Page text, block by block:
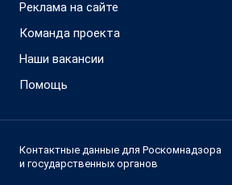
Реклама на сайте
Команда проекта
Наши вакансии
Помощь
Контактные данные для Роскомнадзора
и государственных органов